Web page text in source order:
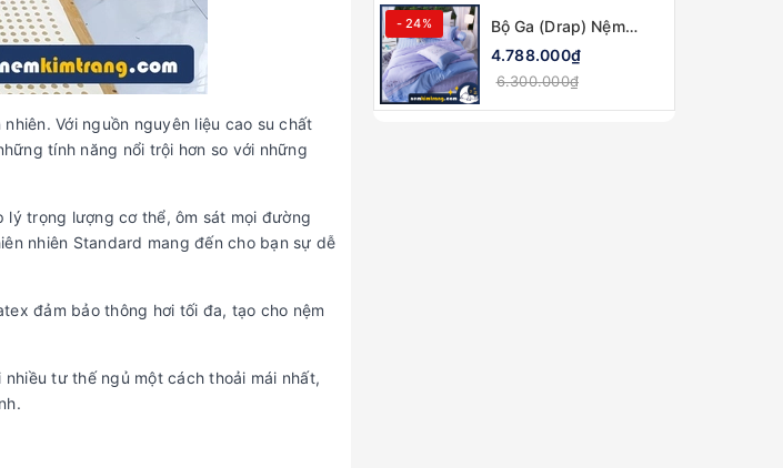
Với nguồn nguyên liệu cao su chất
tính năng nổi trội hơn so với những
trọng lượng cơ thể, ôm sát mọi đường
nhiên Standard mang đến cho bạn sự dễ
đảm bảo thông hơi tối đa, tạo cho nệm
nhiều tư thế ngủ một cách thoải mái nhất,
- 24%
Bộ Ga (Drap) Nệm
Tencel Edena Mẫu 738
- CHÍNH HÃNG, CAO
CẤP
4.788.000₫
6.300.000₫